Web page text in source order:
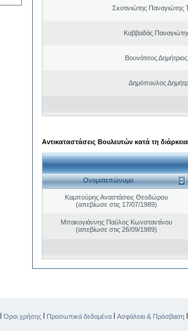
Σκοτινιώτης Παναγιώτης
Καββαδάς
Βουνάτσος
Δημόπουλος
Αντικαταστάσεις Βουλευτών κατά τη
Ονοματεπώνυμο
Καμπούρης Αναστάσιος Θεοδώρου
(απεβίωσε στις 17/07/1989)
Μπακογιάννης Παύλος Κωνσταντίνου
(απεβίωσε στις 26/09/1989)
|Όροι χρήσης | Προσωπικά δεδομένα | Ασφάλεια & Πρόσβαση